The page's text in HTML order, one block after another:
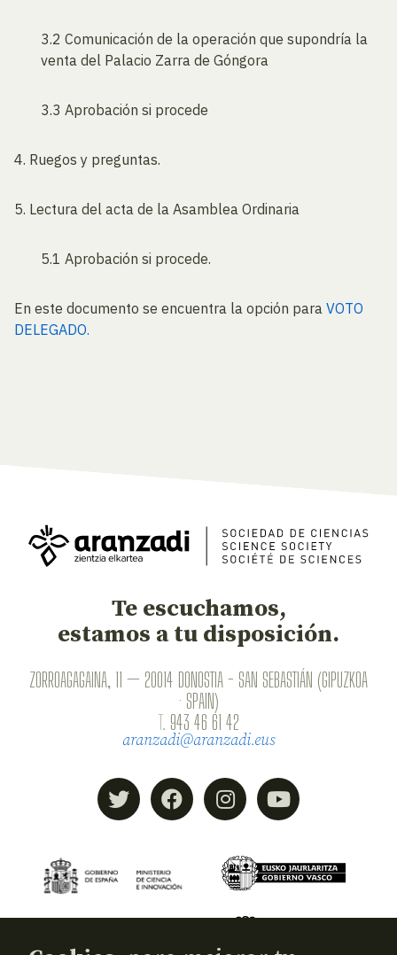
3.2 Comunicación de la operación que supondría la
venta del Palacio Zarra de Góngora
3.3 Aprobación si procede
4. Ruegos y preguntas.
5. Lectura del acta de la Asamblea Ordinaria
5.1 Aprobación si procede.
En este documento se encuentra la opción para VOTO
DELEGADO.
Te escuchamos,
estamos a tu disposición.
ZORROAGAGAINA, 11 — 20014 DONOSTIA - SAN SEBASTIÁN (GIPUZKOA
· SPAIN)
T. 943 46 61 42
aranzadi@aranzadi.eus